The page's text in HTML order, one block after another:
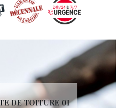
DE TOITURE 01